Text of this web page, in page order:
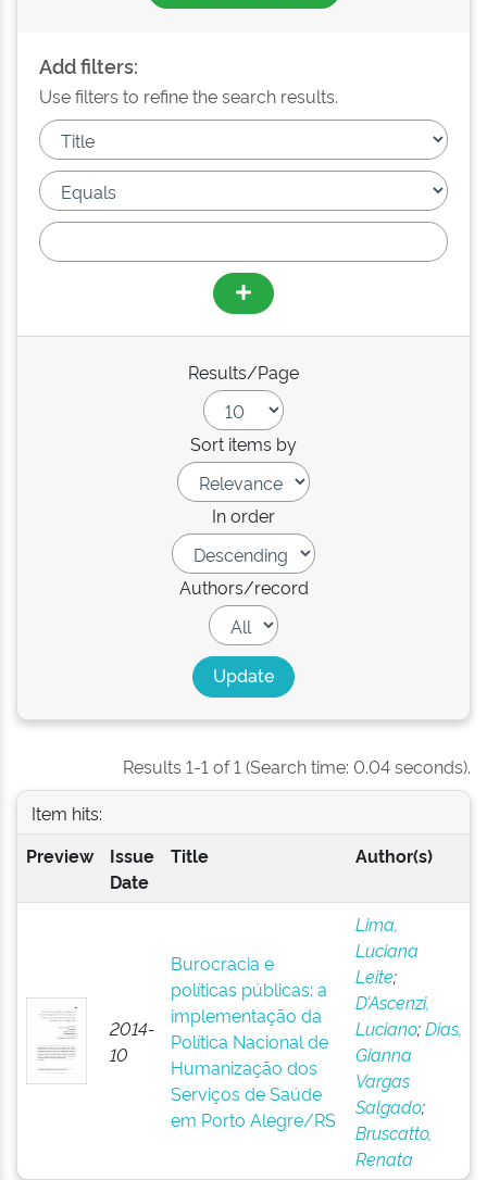
Add filters:
Use filters to refine the search results.
Results/Page
Sort items by
In order
Authors/record
Results 1-1 of 1 (Search time: 0.04 seconds).
Item hits:
Preview
Issue
Date
Title Author(s)
2014-
10
Burocracia e
políticas públicas: a
implementação da
Política Nacional de
Humanização dos
Serviços de Saúde
em Porto Alegre/RS
Lima,
Luciana
Leite;
D’Ascenzi,
Luciano;Dias,
Gianna
Vargas
Salgado;
Bruscatto,
Renata